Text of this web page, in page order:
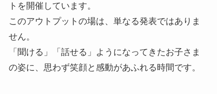
トを開催しています。
このアウトプットの場は、単なる発表ではありま
せん。
「聞ける」「話せる」ようになってきたお子さま
の姿に、思わず笑顔と感動があふれる時間です。